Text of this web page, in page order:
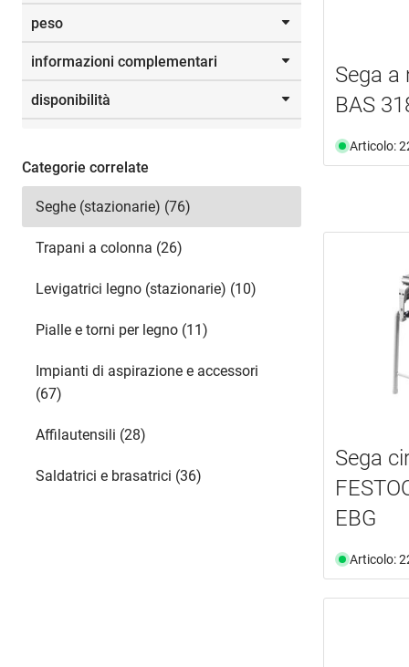
Z40
Z42 (1)
W48 (2)
Z60 (2)
Z72 (1)
120 (1)
5.5 Ah (LiHD)
cartone
peso
informazioni complementari
documento
disponibilità
non più disponibile
Categorie correlate
Seghe (stazionarie) (76)
Trapani a colonna (26)
Levigatrici legno (stazionarie) (10)
Pialle e torni per legno (11)
Impianti di aspirazione e accessori
(67)
Affilautensili (28)
Saldatrici e brasatrici (36)
Sega a
BAS
Articolo:
Sega
EBG
Articolo: